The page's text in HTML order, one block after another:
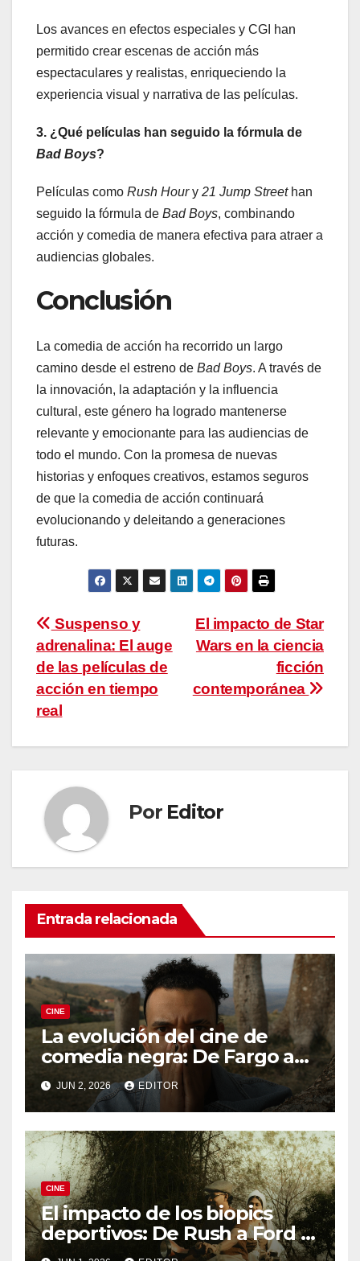
Los avances en efectos especiales y CGI han
permitido crear escenas de acción más
espectaculares y realistas, enriqueciendo la
experiencia visual y narrativa de las películas.
3. ¿Qué películas han seguido la fórmula de
Bad Boys?
Películas como Rush Houry 21 Jump Streethan
seguido la fórmula de Bad Boys, combinando
acción y comedia de manera efectiva para atraer a
audiencias globales.
Conclusión
La comedia de acción ha recorrido un largo
camino desde el estreno de Bad Boys. A través de
la innovación, la adaptación y la influencia
cultural, este género ha logrado mantenerse
relevante y emocionante para las audiencias de
todo el mundo. Con la promesa de nuevas
historias y enfoques creativos, estamos seguros
de que la comedia de acción continuará
evolucionando y deleitando a generaciones
futuras.
Navegación
de
entradas
El impacto de Star
Wars en la ciencia
ficción
contemporánea
Suspenso y
adrenalina: El auge
de las películas de
acción en tiempo
real
Por Editor
Entrada relacionada
CINE
La evolución del cine de
comedia negra: De Fargo a
Knives Out
JUN 2, 2026 EDITOR
CINE
El impacto de los biopics
deportivos: De Rush a Ford v
Ferrari